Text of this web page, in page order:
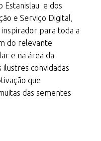
Estanislau e dos
e Serviço Digital,
para toda a
do relevante
e na área da
ilustres convidadas
que
das sementes